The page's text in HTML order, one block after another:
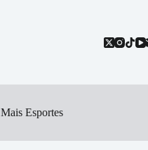
Mais Esportes